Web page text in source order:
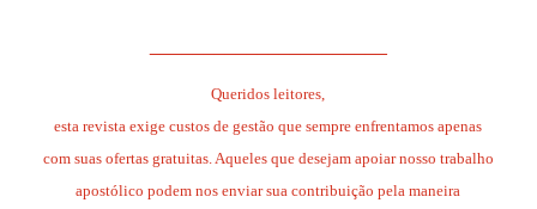
Queridos leitores,
esta revista exige custos de gestão que sempre enfrentamos apenas
com suas ofertas gratuitas. Aqueles que desejam apoiar nosso trabalho
apostólico podem nos enviar sua contribuição pela maneira